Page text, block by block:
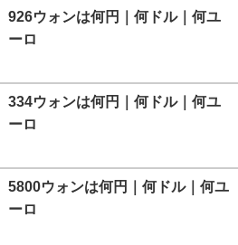
926ウォンは何円｜何ドル｜何ユ
ーロ
334ウォンは何円｜何ドル｜何ユ
ーロ
5800ウォンは何円｜何ドル｜何ユ
ーロ